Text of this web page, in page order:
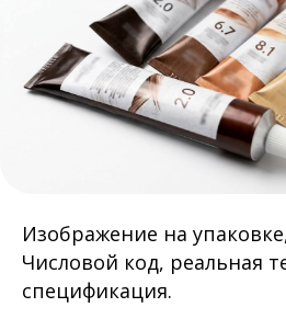
Изображение на
Числовой код, реальная
спецификация.